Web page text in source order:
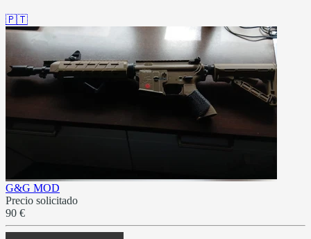
🇵🇹
G&G MOD
Precio solicitado
90 €